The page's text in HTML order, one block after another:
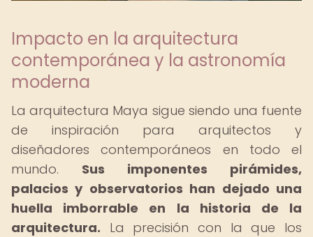
Impacto en la arquitectura
contemporánea y la astronomía
moderna
La arquitectura Maya sigue siendo una fuente
de inspiración para arquitectos y
diseñadores contemporáneos en todo el
mundo. Sus imponentes pirámides,
palacios y observatorios han dejado una
huella imborrable en la historia de la
arquitectura. La precisión con la que los